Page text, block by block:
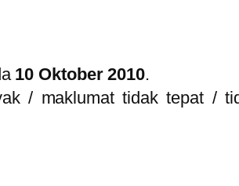
10 Oktober 2010.
/ maklumat tidak tepat /